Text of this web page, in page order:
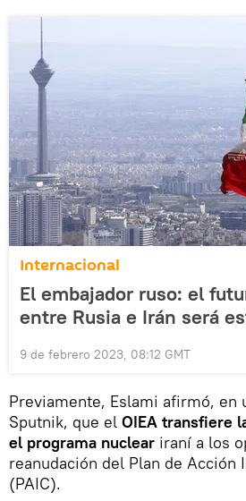
Internacional
El embajador ruso: el
entre Rusia e Irán será
9 de febrero 2023, 08:12 GMT
Previamente, Eslami afirmó, en
Sputnik, que el OIEA transfiere
el programa nuclear iraní a los
reanudación del Plan de Acción
(PAIC).